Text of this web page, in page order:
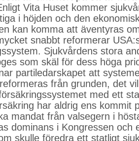
Vita Huset kommer
i höjden och den
kan komma att äventyras
snabbt reformerar
Sjukvårdens stora
som skäl för dess höga
partiledarskapet att
från grunden, det
med ett
har aldrig ens kommit
mandat från valsegern i
dominans i Kongressen och
skulle föredra ett statligt